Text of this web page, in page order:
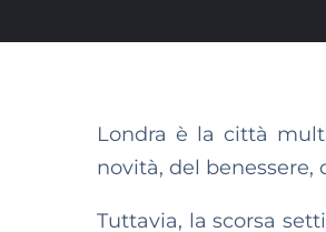
Londra è la città
novità, del benessere,
Tuttavia, la scorsa